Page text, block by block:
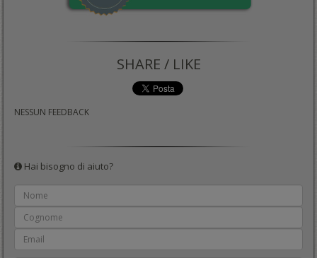
SHARE / LIKE
NESSUN FEEDBACK
Hai bisogno di aiuto?